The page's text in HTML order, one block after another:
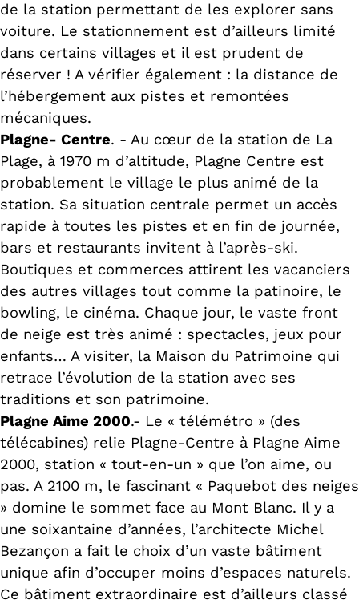
de la station permettant de les explorer sans
voiture. Le stationnement est d’ailleurs limité
dans certains villages et il est prudent de
réserver ! A vérifier également : la distance de
l’hébergement aux pistes et remontées
mécaniques.
Plagne- Centre. - Au cœur de la station de La
Plage, à 1970 m d’altitude, Plagne Centre est
probablement le village le plus animé de la
station. Sa situation centrale permet un accès
rapide à toutes les pistes et en fin de journée,
bars et restaurants invitent à l’après-ski.
Boutiques et commerces attirent les vacanciers
des autres villages tout comme la patinoire, le
bowling, le cinéma. Chaque jour, le vaste front
de neige est très animé : spectacles, jeux pour
enfants… A visiter, la Maison du Patrimoine qui
retrace l’évolution de la station avec ses
traditions et son patrimoine.
Plagne Aime 2000.- Le « télémétro » (des
télécabines) relie Plagne-Centre à Plagne Aime
2000, station « tout-en-un » que l’on aime, ou
pas. A 2100 m, le fascinant « Paquebot des neiges
» domine le sommet face au Mont Blanc. Il y a
une soixantaine d’années, l’architecte Michel
Bezançon a fait le choix d’un vaste bâtiment
unique afin d’occuper moins d’espaces naturels.
Ce bâtiment extraordinaire est d’ailleurs classé